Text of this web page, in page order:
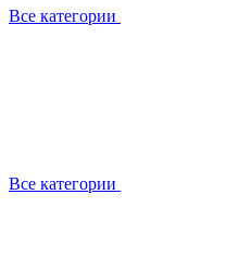
Все категории
Все категории